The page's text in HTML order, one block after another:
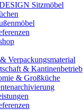
Sitzmöbel
Verpackungsmaterial
& Kantinenbetrieb
& Großküche